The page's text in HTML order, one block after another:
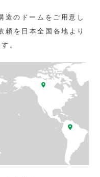
のドームをご用意し
頼を日本全国各地より
。
YouTube
くある質問
会社概要
問い合わせ
バシーポリシー